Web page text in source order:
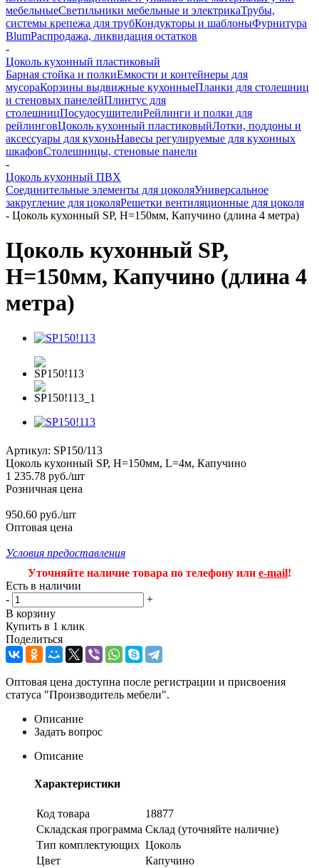
мебельныеСветильники мебельные и электрикаТрубы,
системы крепежа для трубКондукторы и шаблоныФурнитура
BlumРаспродажа, ликвидация остатков
-
Цоколь кухонный пластиковый
Барная стойка и полкиЕмкости и контейнеры для
мусораКорзины выдвижные кухонныеПланки для столешниц
и стеновых панелейПлинтус для
столешницПосудосушителиРейлинги и полки для
рейлинговЦоколь кухонный пластиковыйЛотки, поддоны и
аксессуары для кухоньНавесы регулируемые для кухонных
шкафовСтолешницы, стеновые панели
-
Цоколь кухонный ПВХ
Соединительные элементы для цоколяУниверсальное
закругление для цоколяРешетки вентиляционные для цоколя
- Цоколь кухонный SP, H=150мм, Капучино (длина 4 метра)
Цоколь кухонный SP,
H=150мм, Капучино (длина 4
метра)
Артикул: SP150/113
Цоколь кухонный SP, H=150мм, L=4м, Капучино
1 235.78 руб./шт
Розничная цена
950.60 руб./шт
Оптовая цена
Условия предоставления
Уточняйте наличие товара по телефону или e-mail!
Есть в наличии
-
+
В корзину
Купить в 1 клик
Поделиться
Оптовая цена доступна после регистрации и присвоения
статуса "Производитель мебели".
Описание
Задать вопрос
Описание
Характеристики
Код товара
18877
Складская программа Склад (уточняйте наличие)
Тип комплектующих Цоколь
Цвет
Капучино